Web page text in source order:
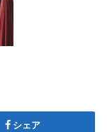
シェア